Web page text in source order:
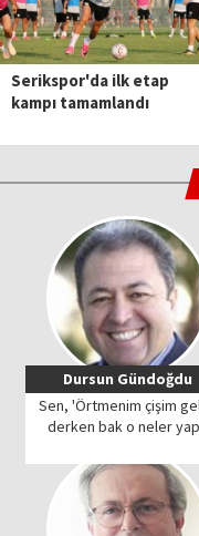
Serikspor'da ilk etap
kampı tamamlandı
Dursun Gündoğdu
Sen, 'Örtmenim çişim
derken bak o neler